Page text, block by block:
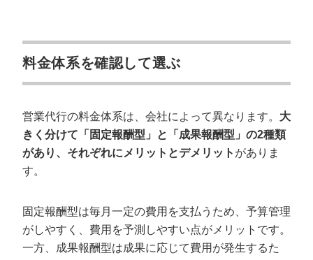
プロに無料相談をする
会社概要資料をダウンロー
サイトマッププライバシーポリシー
料金体系を確認して選ぶ
営業代行の料金体系は、会社によって異なります。 大
きく分けて「固定報酬型」と「成果報酬型」の2種類
があり、それぞれにメリットとデメリット がありま
す。
固定報酬型は毎月一定の費用を支払うため、予算管理
がしやすく、費用を予測しやすい点がメリットです。
一方、成果報酬型は成果に応じて費用が発生するた